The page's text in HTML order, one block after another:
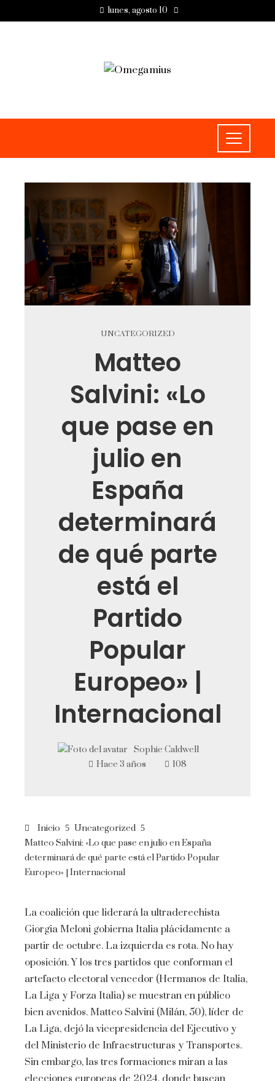
lunes, agosto 10
UNCATEGORIZED
Matteo
Salvini: «Lo
que pase en
julio en
España
determinará
de qué parte
está el
Partido
Popular
Europeo» |
Internacional
Sophie Caldwell
Hace 3 años
108
Inicio
Uncategorized
Matteo Salvini: «Lo que pase en julio en España
determinará de qué parte está el Partido Popular
Europeo» | Internacional
La coalición que liderará la ultraderechista
Giorgia Meloni gobierna Italia plácidamente a
partir de octubre. La izquierda es rota. No hay
oposición. Y los tres partidos que conforman el
artefacto electoral vencedor (Hermanos de Italia,
La Liga y Forza Italia) se muestran en público
bien avenidos. Matteo Salvini (Milán, 50), líder de
La Liga, dejó la vicepresidencia del Ejecutivo y
del Ministerio de Infraestructuras y Transportes.
Sin embargo, las tres formaciones miran a las